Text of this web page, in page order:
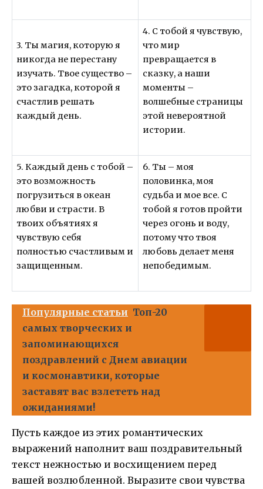
3. Ты магия, которую я
никогда не перестану
изучать. Твое существо –
это загадка, которой я
счастлив решать
каждый день.
4. С тобой я чувствую,
что мир
превращается в
сказку, а наши
моменты –
волшебные страницы
этой невероятной
истории.
5. Каждый день с тобой –
это возможность
погрузиться в океан
любви и страсти. В
твоих объятиях я
чувствую себя
полностью счастливым и
защищенным.
6. Ты – моя
половинка, моя
судьба и мое все. С
тобой я готов пройти
через огонь и воду,
потому что твоя
любовь делает меня
непобедимым.
Популярные статьи Топ-20
самых творческих и
запоминающихся
поздравлений с Днем авиации
и космонавтики, которые
заставят вас взлететь над
ожиданиями!
Пусть каждое из этих романтических
выражений наполнит ваш поздравительный
текст нежностью и восхищением перед
вашей возлюбленной. Выразите свои чувства